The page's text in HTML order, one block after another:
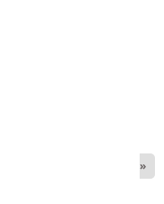
»